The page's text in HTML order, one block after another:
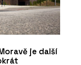
je další